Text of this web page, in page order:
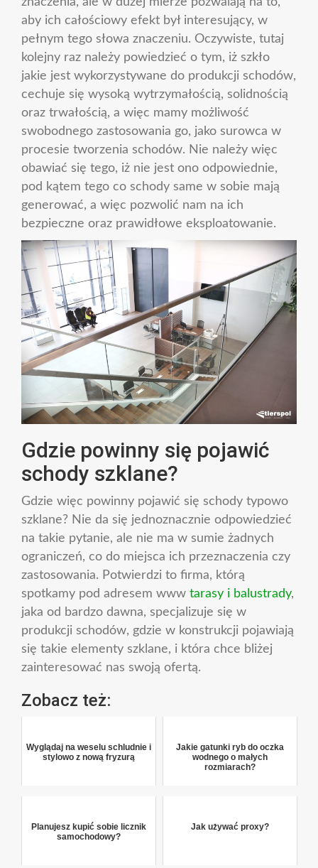
aby ich całościowy efekt był interesujący, w
pełnym tego słowa znaczeniu. Oczywiste, tutaj
kolejny raz należy powiedzieć o tym, iż szkło
jakie jest wykorzystywane do produkcji schodów,
cechuje się wysoką wytrzymałością, solidnością
oraz trwałością, a więc mamy możliwość
swobodnego zastosowania go, jako surowca w
procesie tworzenia schodów. Nie należy więc
obawiać się tego, iż nie jest ono odpowiednie,
pod kątem tego co schody same w sobie mają
generować, a więc pozwolić nam na ich
bezpieczne oraz prawidłowe eksploatowanie.
Gdzie powinny się pojawić
schody szklane?
Gdzie więc powinny pojawić się schody typowo
szklane? Nie da się jednoznacznie odpowiedzieć
na takie pytanie, ale nie ma w sumie żadnych
ograniczeń, co do miejsca ich przeznaczenia czy
zastosowania. Potwierdzi to firma, którą
spotkamy pod adresem www tarasy i balustrady,
jaka od bardzo dawna, specjalizuje się w
produkcji schodów, gdzie w konstrukcji pojawiają
się takie elementy szklane, i która chce bliżej
zainteresować nas swoją ofertą.
Zobacz też:
Wyglądaj na weselu schludnie i
stylowo z nową fryzurą
Jakie gatunki ryb do oczka
wodnego o małych
rozmiarach?
Planujesz kupić sobie licznik
samochodowy?
Jak używać proxy?